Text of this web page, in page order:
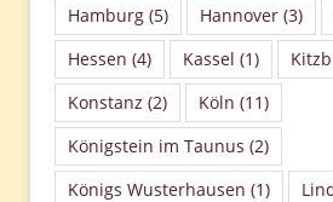
Hamburg (5) Hannover (3)
Hessen (4) Kassel (1)
Konstanz (2) Köln (11)
Königstein im Taunus (2)
Königs Wusterhausen (1)